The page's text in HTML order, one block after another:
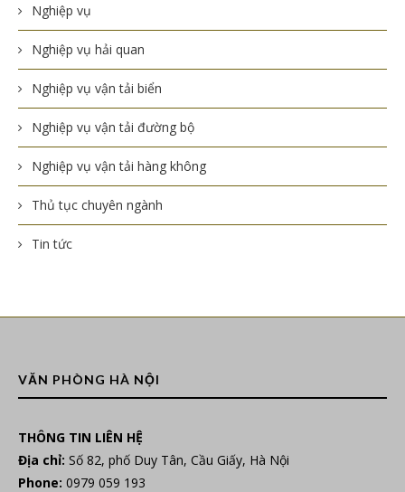
Nghiệp vụ
Nghiệp vụ hải quan
Nghiệp vụ vận tải biển
Nghiệp vụ vận tải đường bộ
Nghiệp vụ vận tải hàng không
Thủ tục chuyên ngành
Tin tức
VĂN PHÒNG HÀ NỘI
THÔNG TIN LIÊN HỆ
Địa chỉ: Số 82, phố Duy Tân, Cầu Giấy, Hà Nội
Phone: 0979 059 193